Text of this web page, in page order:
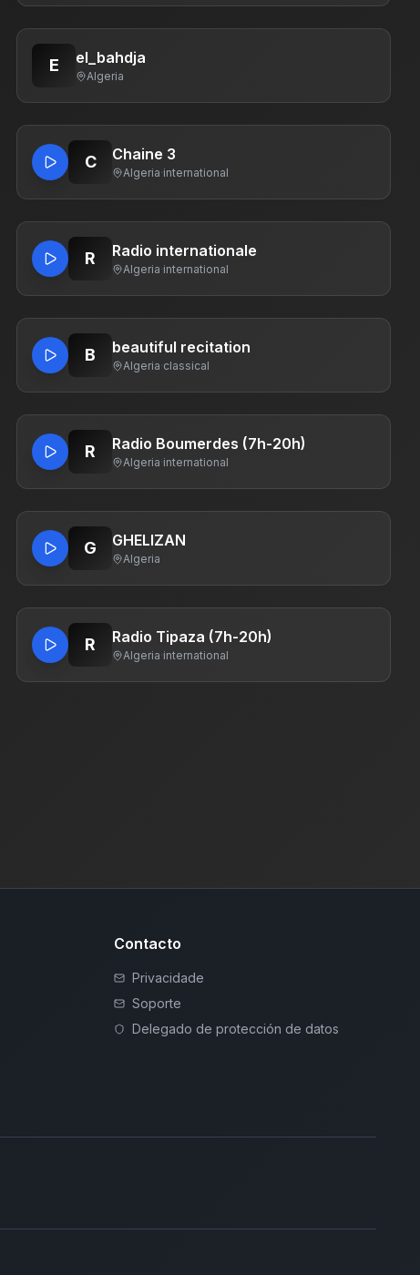
E el_bahdja
Algeria
C Chaine 3
Algeria·international
R Radio internationale
Algeria·international
B beautiful recitation
Algeria·classical
R Radio Boumerdes (7h-20h)
Algeria·international
G GHELIZAN
Algeria
R Radio Tipaza (7h-20h)
Algeria·international
Contacto
Privacidade
Soporte
Delegado de protección de datos